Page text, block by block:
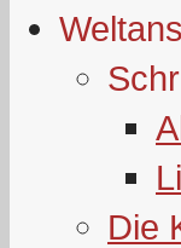
Die